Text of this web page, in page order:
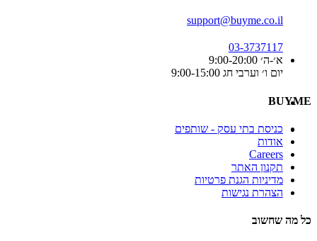
support@buyme.co.il
03-3737117
א׳-ה׳ 9:00-20:00
יום ו׳ וערבי חג 9:00-15:00
BUYME
כניסת בתי עסק - שותפים
אודות
Careers
תקנון האתר
מדיניות הגנת פרטיות
הצהרת נגישות
כל מה שחשוב